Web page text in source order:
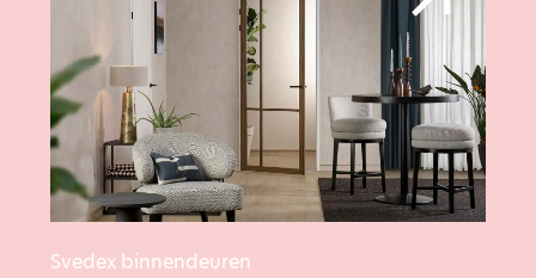
Svedex binnendeuren